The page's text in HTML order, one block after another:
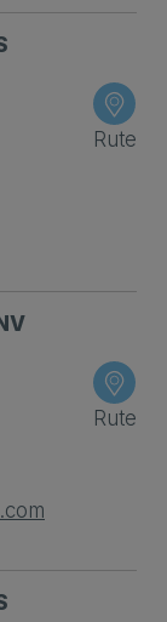
Rute
Rute